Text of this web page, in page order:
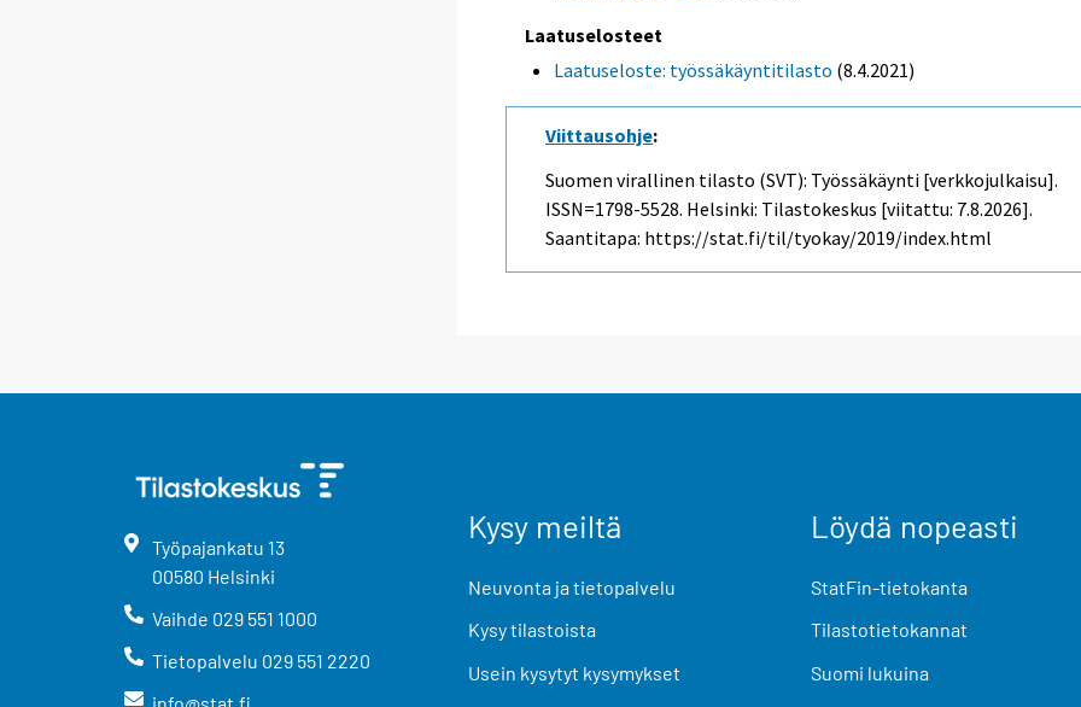
Laatuselosteet
Laatuseloste: työssäkäyntitilasto (8.4.2021)
Viittausohje:
Suomen virallinen tilasto (SVT): Työssäkäynti [verkkojulkaisu].
ISSN=1798-5528. Helsinki: Tilastokeskus [viitattu: 7.8.2026].
Saantitapa: https://stat.fi/til/tyokay/2019/index.html
Työpajankatu 13
00580 Helsinki
Vaihde 029 551 1000
Tietopalvelu 029 551 2220
Kysy meiltä
Neuvonta ja tietopalvelu
Kysy tilastoista
Usein kysytyt kysymykset
Löydä nopeasti
StatFin-tietokanta
Tilastotietokannat
Suomi lukuina